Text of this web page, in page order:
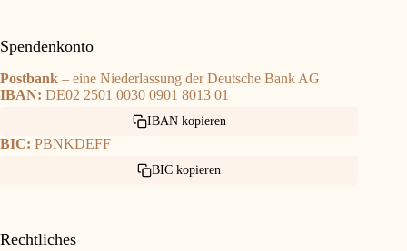
Spendenkonto
Postbank – eine Niederlassung der Deutsche Bank AG
IBAN: DE02 2501 0030 0901 8013 01
IBAN kopieren
BIC: PBNKDEFF
BIC kopieren
Rechtliches